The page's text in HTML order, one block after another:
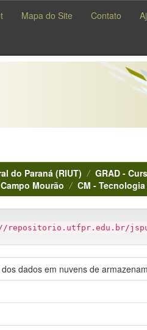
Mapa do Site Contato
do Paraná (RIUT)
GRAD -
Campo Mourão CM -
repositorio.utfpr.edu.br/
dados em nuvens de